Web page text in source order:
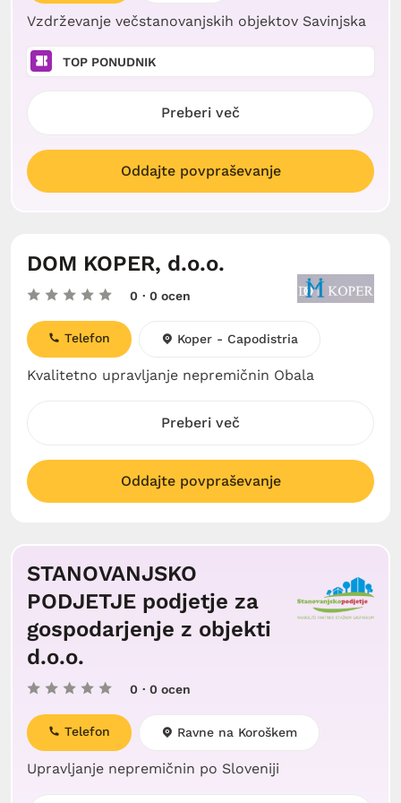
Vzdrževanje večstanovanjskih objektov Savinjska
TOP PONUDNIK
Preberi več
Oddajte povpraševanje
DOM KOPER, d.o.o.
0 · 0 ocen
Kvalitetno upravljanje nepremičnin Obala
Telefon Koper - Capodistria
Preberi več
Oddajte povpraševanje
STANOVANJSKO
PODJETJE podjetje za
gospodarjenje z objekti
d.o.o.
0 · 0 ocen
Upravljanje nepremičnin po Sloveniji
Telefon Ravne na Koroškem